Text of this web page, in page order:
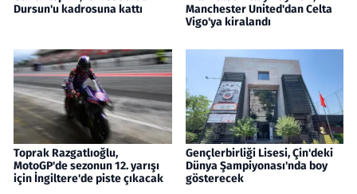
Dursun'u kadrosuna kattı
Manchester United'dan Celta
Vigo'ya kiralandı
Toprak Razgatlıoğlu,
MotoGP'de sezonun 12. yarışı
için İngiltere'de piste çıkacak
Gençlerbirliği Lisesi, Çin'deki
Dünya Şampiyonası'nda boy
gösterecek